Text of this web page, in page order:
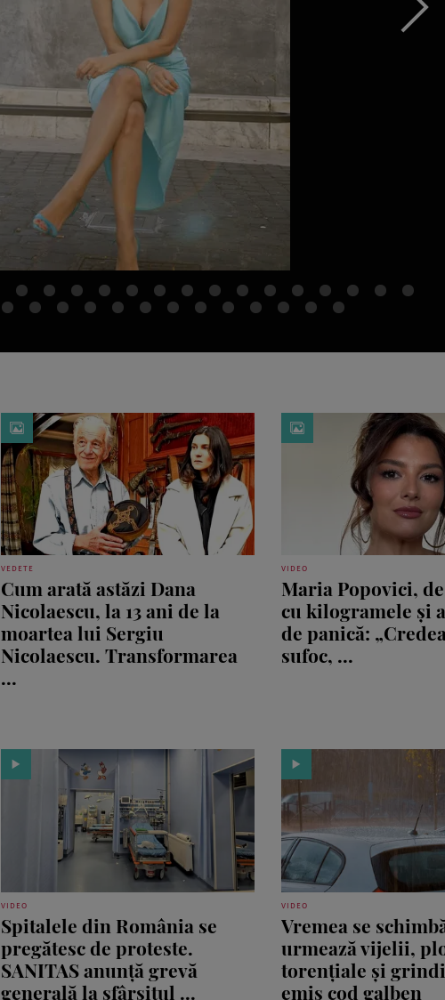
VEDETE
Cum arată astăzi Dana
Nicolaescu, la 13 ani de la
moartea lui Sergiu
Nicolaescu. Transformarea
...
VIDEO
Maria Popovici,
cu kilogramele și
de panică:
sufoc, ...
VIDEO
Spitalele din România se
pregătesc de proteste.
SANITAS anunță grevă
generală la sfârșitul ...
VIDEO
Vremea se
urmează vijelii,
torențiale și
emis cod galben